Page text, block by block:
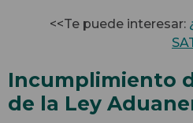
<<Te puede interesar:
Incumplimiento
de la Ley